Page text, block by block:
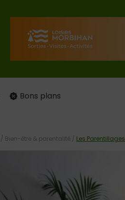
Bons plans
/ Bien-être & parentalité / Les